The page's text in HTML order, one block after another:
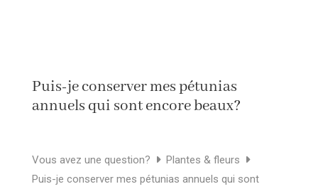
Puis-je conserver mes pétunias
annuels qui sont encore beaux?
Vous avez une question?
Plantes & fleurs
Puis-je conserver mes pétunias annuels qui sont